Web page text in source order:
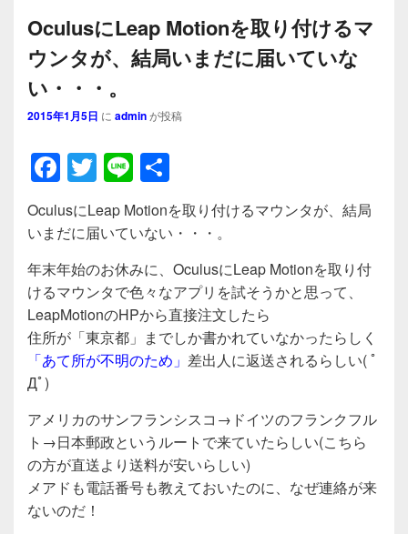
OculusにLeap Motionを取り付けるマ
ウンタが、結局いまだに届いていな
い・・・。
2015年1月5日 に adminが投稿
F
a
c
e
b
o
o
k
T
wi
tt
er
Li
n
e
有
OculusにLeap Motionを取り付けるマウンタが、結局
いまだに届いていない・・・。
年末年始のお休みに、OculusにLeap Motionを取り付
けるマウンタで色々なアプリを試そうかと思って、
LeapMotionのHPから直接注文したら
住所が「東京都」までしか書かれていなかったらしく
「あて所が不明のため」 差出人に返送されるらしい( ﾟ
Дﾟ)
アメリカのサンフランシスコ→ドイツのフランクフル
ト→日本郵政というルートで来ていたらしい(こちら
の方が直送より送料が安いらしい)
メアドも電話番号も教えておいたのに、なぜ連絡が来
ないのだ！